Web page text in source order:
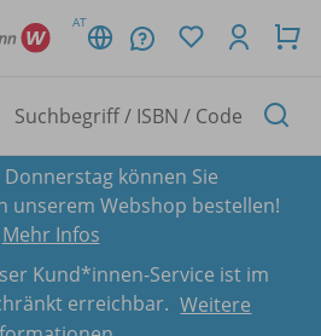
AT
können Sie
unserem Webshop bestellen!
Mehr Infos
Kund*innen-Service ist im
erreichbar. Weitere